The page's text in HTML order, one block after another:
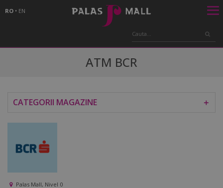
RO • EN
ATM BCR
CATEGORII MAGAZINE ＋
Palas Mall, Nivel 0